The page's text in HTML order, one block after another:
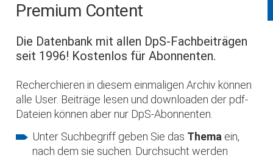
Premium Content
Die Datenbank mit allen DpS-Fachbeiträgen
seit 1996! Kostenlos für Abonnenten.
Recherchieren in diesem einmaligen Archiv können
alle User. Beiträge lesen und downloaden der pdf-
Dateien können aber nur DpS-Abonnenten.
Unter Suchbegriff geben Sie das Thema ein,
nach dem sie suchen. Durchsucht werden